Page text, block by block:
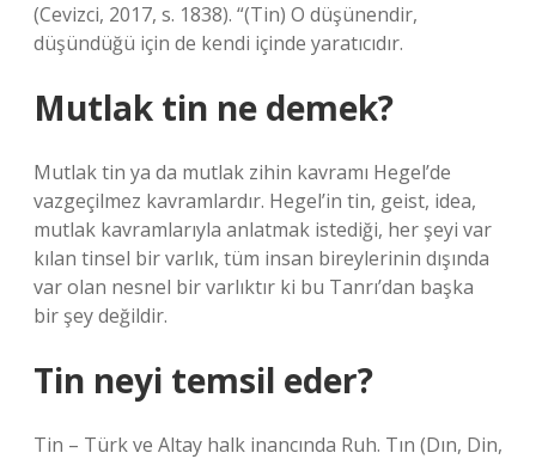
(Cevizci, 2017, s. 1838). “(Tin) O düşünendir,
düşündüğü için de kendi içinde yaratıcıdır.
Mutlak tin ne demek?
Mutlak tin ya da mutlak zihin kavramı Hegel’de
vazgeçilmez kavramlardır. Hegel’in tin, geist, idea,
mutlak kavramlarıyla anlatmak istediği, her şeyi var
kılan tinsel bir varlık, tüm insan bireylerinin dışında
var olan nesnel bir varlıktır ki bu Tanrı’dan başka
bir şey değildir.
Tin neyi temsil eder?
Tin – Türk ve Altay halk inancında Ruh. Tın (Dın, Din,